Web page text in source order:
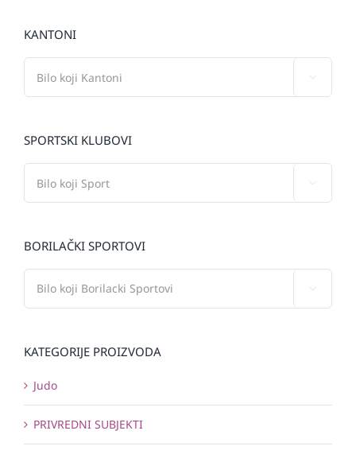
KANTONI
SPORTSKI KLUBOVI
BORILAČKI SPORTOVI
KATEGORIJE PROIZVODA
Judo
PRIVREDNI SUBJEKTI